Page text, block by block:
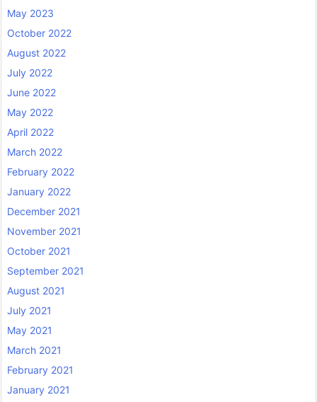
May 2023
October 2022
August 2022
July 2022
June 2022
May 2022
April 2022
March 2022
February 2022
January 2022
December 2021
November 2021
October 2021
September 2021
August 2021
July 2021
May 2021
March 2021
February 2021
January 2021